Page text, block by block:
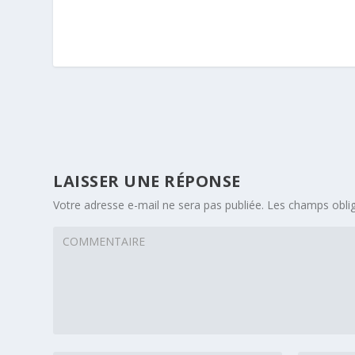
LAISSER UNE RÉPONSE
Votre adresse e-mail ne sera pas publiée. Les champs